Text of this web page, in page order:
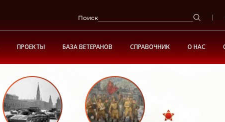
Поиск
ПРОЕКТЫ БАЗА ВЕТЕРАНОВ СПРАВОЧНИК О НАС